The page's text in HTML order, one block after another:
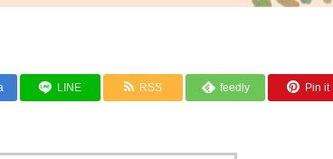
LINE RSS feedly Pin it